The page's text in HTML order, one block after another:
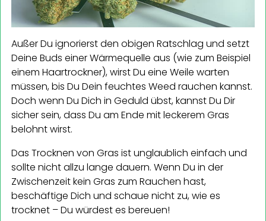
Außer Du ignorierst den obigen Ratschlag und setzt
Deine Buds einer Wärmequelle aus (wie zum Beispiel
einem Haartrockner), wirst Du eine Weile warten
müssen, bis Du Dein feuchtes Weed rauchen kannst.
Doch wenn Du Dich in Geduld übst, kannst Du Dir
sicher sein, dass Du am Ende mit leckerem Gras
belohnt wirst.
Das Trocknen von Gras ist unglaublich einfach und
sollte nicht allzu lange dauern. Wenn Du in der
Zwischenzeit kein Gras zum Rauchen hast,
beschäftige Dich und schaue nicht zu, wie es
trocknet – Du würdest es bereuen!